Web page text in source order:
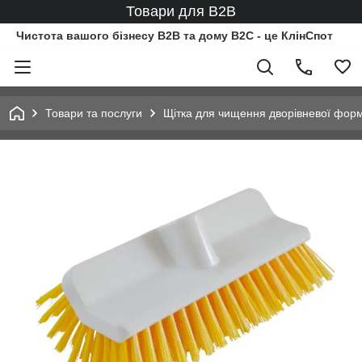
Товари для B2B
Чистота вашого бізнесу B2B та дому B2C - це КлінСпот
Товари та послуги Щітка для чищення дворівневої